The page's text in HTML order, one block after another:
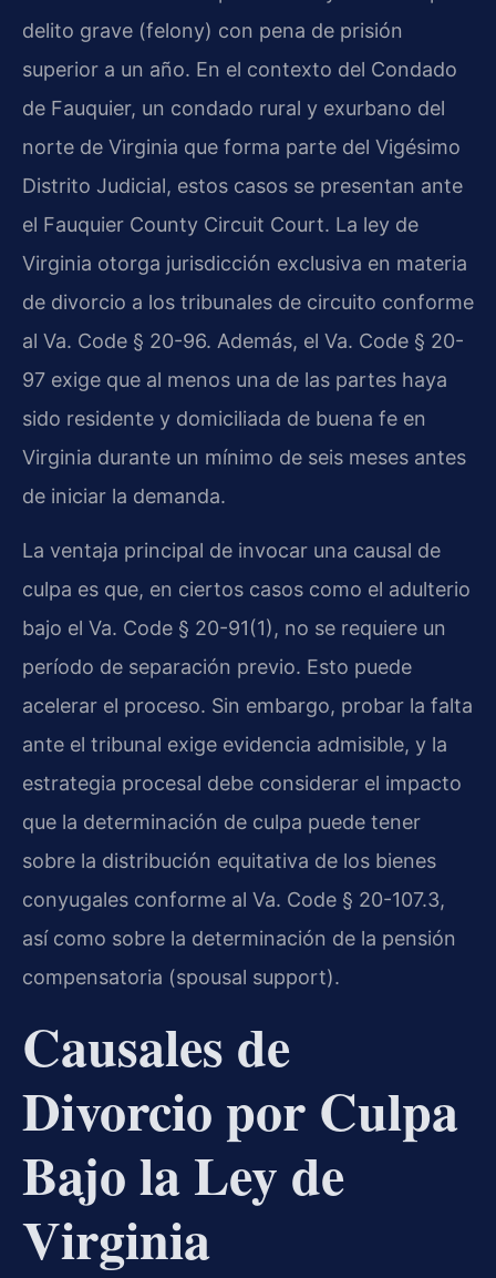
delito grave (felony) con pena de prisión
superior a un año. En el contexto del Condado
de Fauquier, un condado rural y exurbano del
norte de Virginia que forma parte del Vigésimo
Distrito Judicial, estos casos se presentan ante
el Fauquier County Circuit Court. La ley de
Virginia otorga jurisdicción exclusiva en materia
de divorcio a los tribunales de circuito conforme
al Va. Code § 20-96. Además, el Va. Code § 20-
97 exige que al menos una de las partes haya
sido residente y domiciliada de buena fe en
Virginia durante un mínimo de seis meses antes
de iniciar la demanda.
La ventaja principal de invocar una causal de
culpa es que, en ciertos casos como el adulterio
bajo el Va. Code § 20-91(1), no se requiere un
período de separación previo. Esto puede
acelerar el proceso. Sin embargo, probar la falta
ante el tribunal exige evidencia admisible, y la
estrategia procesal debe considerar el impacto
que la determinación de culpa puede tener
sobre la distribución equitativa de los bienes
conyugales conforme al Va. Code § 20-107.3,
así como sobre la determinación de la pensión
compensatoria (spousal support).
Causales de
Divorcio por Culpa
Bajo la Ley de
Virginia